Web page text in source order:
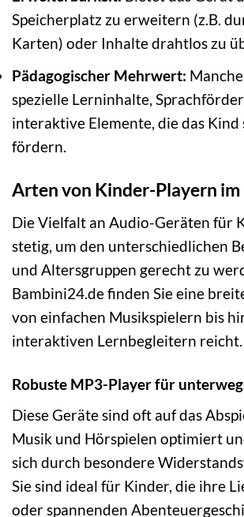
Speicherplatz zu erweitern (z.B.
Karten) oder Inhalte drahtlos zu
Pädagogischer Mehrwert:
spezielle Lerninhalte,
interaktive Elemente, die das Kind
fördern.
Arten von Kinder-Playern
Die Vielfalt an Audio-Geräten für
stetig, um den unterschiedlichen
und Altersgruppen gerecht zu
Bambini24.de finden Sie eine
von einfachen Musikspielern bis
interaktiven Lernbegleitern reicht.
Robuste MP3-Player für
Diese Geräte sind oft auf das
Musik und Hörspielen optimiert
sich durch besondere
Sie sind ideal für Kinder, die ihre
oder spannenden